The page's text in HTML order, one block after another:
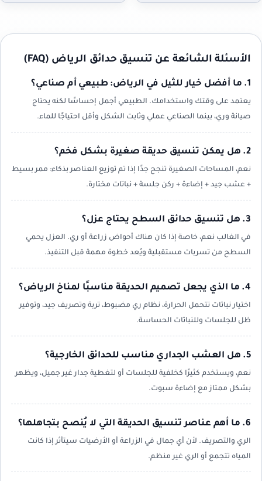
الأسئلة الشائعة عن تنسيق حدائق الرياض (FAQ)
1. ما أفضل خيار للثيل في الرياض: طبيعي أم صناعي؟
يعتمد على وقتك واستخدامك. الطبيعي أجمل إحساسًا لكنه يحتاج
صيانة وري، بينما الصناعي عملي وثابت الشكل وأقل احتياجًا للماء.
2. هل يمكن تنسيق حديقة صغيرة بشكل فخم؟
نعم، المساحات الصغيرة تنجح جدًا إذا تم توزيع العناصر بذكاء: ممر بسيط
+ عشب جيد + إضاءة + ركن جلسة + نباتات مختارة.
3. هل تنسيق حدائق السطح يحتاج عزل؟
في الغالب نعم، خاصة إذا كان هناك أحواض زراعة أو ري. العزل يحمي
السطح من تسربات مستقبلية ويُعد خطوة مهمة قبل التنفيذ.
4. ما الذي يجعل تصميم الحديقة مناسبًا لمناخ الرياض؟
اختيار نباتات تتحمل الحرارة، نظام ري مضبوط، تربة وتصريف جيد، وتوفير
ظل للجلسات وللنباتات الحساسة.
5. هل العشب الجداري مناسب للحدائق الخارجية؟
نعم، ويستخدم كثيرًا كخلفية للجلسات أو لتغطية جدار غير جميل، ويظهر
بشكل ممتاز مع إضاءة سبوت.
6. ما أهم عناصر تنسيق الحديقة التي لا يُنصح بتجاهلها؟
الري والتصريف. لأن أي جمال في الزراعة أو الأرضيات سيتأثر إذا كانت
المياه تتجمع أو الري غير منظم.